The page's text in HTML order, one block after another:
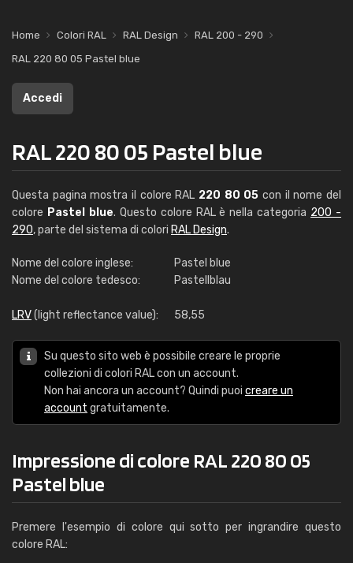
Home Colori RAL RAL Design
RAL 200 - 290
RAL 220 80 05 Pastel blue
Accedi
RAL 220 80 05 Pastel blue
Questa pagina mostra il colore RAL 220 80 05 con il nome del
colore Pastel blue. Questo colore RAL è nella categoria 200 -
290, parte del sistema di colori RAL Design.
Nome del colore inglese:
Pastel blue
Nome del colore tedesco:
Pastellblau
LRV(light reflectance value): 58,55
Su questo sito web è possibile creare le proprie
collezioni di colori RAL con un account.
Non hai ancora un account? Quindi puoi creare un
account gratuitamente.
Impressione di colore RAL 220 80 05
Pastel blue
Premere l'esempio di colore qui sotto per ingrandire questo
colore RAL: